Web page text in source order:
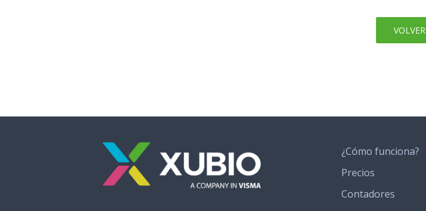
VOLVER
¿Cómo funciona?
Precios
Contadores